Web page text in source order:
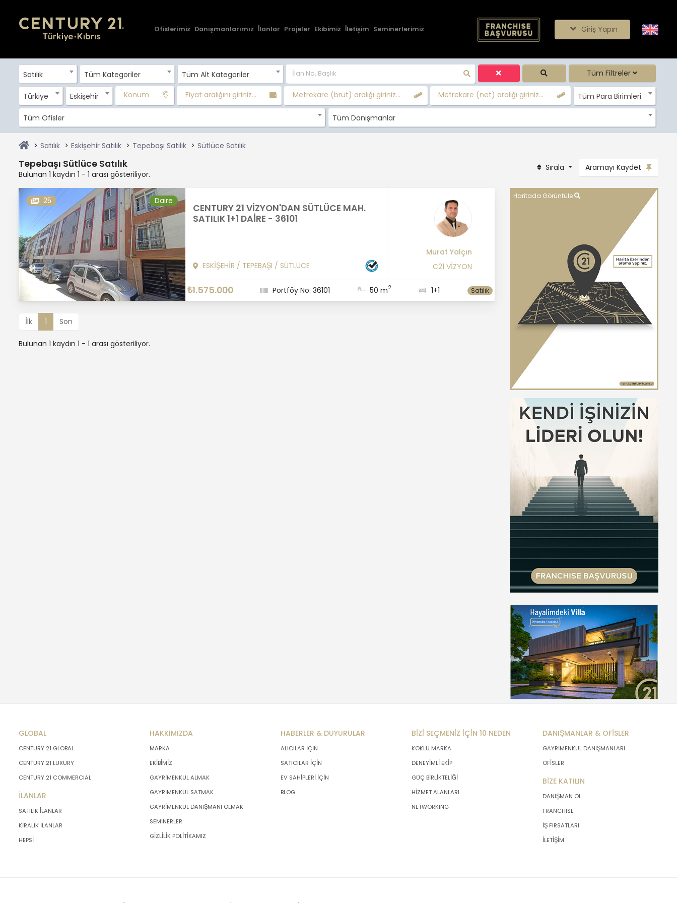
Ofislerimiz Danışmanlarımız İlanlar Projeler Ekibimiz İletişim Seminerlerimiz Giriş Yapın
Satılık Tüm Kategoriler Tüm Alt Kategoriler Tüm Filtreler
Türkiye Eskişehir Konum Fiyat aralığını giriniz... Metrekare (brüt) aralığı giriniz... Metrekare (net) aralığı giriniz... Tüm Para Birimleri
Tüm Ofisler Tüm Danışmanlar
Satılık Eskişehir Satılık Tepebaşı Satılık Sütlüce Satılık
Tepebaşı Sütlüce Satılık
Bulunan 1 kaydın 1 - 1 arası gösteriliyor.
Sırala Aramayı Kaydet
25 Daire
CENTURY 21 VİZYON'DAN SÜTLÜCE MAH.
SATILIK 1+1 DAİRE - 36101
ESKİŞEHİR / TEPEBAŞI / SÜTLÜCE
Murat Yalçın
C21 VİZYON
₺1.575.000 Portföy No: 36101 50 m2 1+1 Satılık
İlk 1 Son
Bulunan 1 kaydın 1 - 1 arası gösteriliyor.
Haritada Görüntüle
GLOBAL
CENTURY 21 GLOBAL
CENTURY 21 LUXURY
CENTURY 21 COMMERCIAL
İLANLAR
SATILIK İLANLAR
KİRALIK İLANLAR
HEPSİ
HAKKIMIZDA
MARKA
EKİBİMİZ
GAYRİMENKUL ALMAK
GAYRİMENKUL SATMAK
GAYRİMENKUL DANIŞMANI OLMAK
SEMİNERLER
GİZLİLİK POLİTİKAMIZ
HABERLER & DUYURULAR
ALICILAR İÇİN
SATICILAR İÇİN
EV SAHİPLERİ İÇİN
BLOG
BİZİ SEÇMENİZ İÇİN 10 NEDEN
KÖKLÜ MARKA
DENEYİMLİ EKİP
GÜÇ BİRLİKTELİĞİ
HİZMET ALANLARI
NETWORKING
DANIŞMANLAR & OFİSLER
GAYRİMENKUL DANIŞMANLARI
OFİSLER
BİZE KATILIN
DANIŞMAN OL
FRANCHISE
İŞ FIRSATLARI
İLETİŞİM